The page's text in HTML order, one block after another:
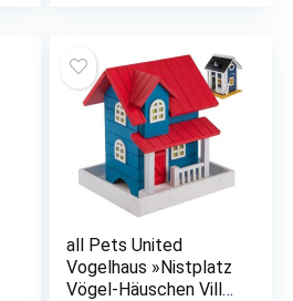
all Pets United
Vogelhaus »Nistplatz
Vögel-Häuschen Villa